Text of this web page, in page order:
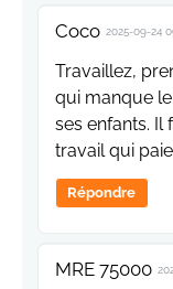
Coco 2025-09-24
Travaillez,
qui manque
ses enfants. Il
travail qui
Répondre
MRE 75000